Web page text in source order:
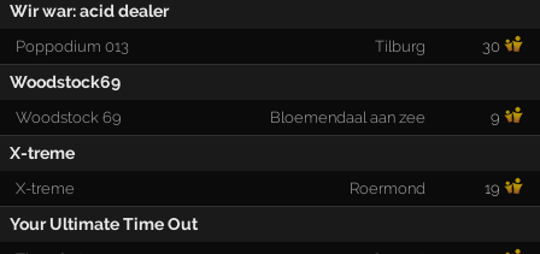
Wir war: acid dealer
Poppodium 013 Tilburg 30
Woodstock69
Woodstock 69 Bloemendaal aan zee 9
X-treme
X-treme Roermond 19
Your Ultimate Time Out